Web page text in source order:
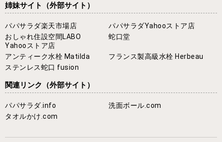
姉妹サイト （外部サイト）
パパサラダ楽天市場店
パパサラダYahooストア店
おしゃれ住設空間LABO
Yahooストア店
蛇口堂
アンティーク水栓 Matilda
フランス製高級水栓 Herbeau
ステンレス蛇口 fusion
関連リンク （外部サイト）
パパサラダ.info
洗面ボール.com
タオルかけ.com